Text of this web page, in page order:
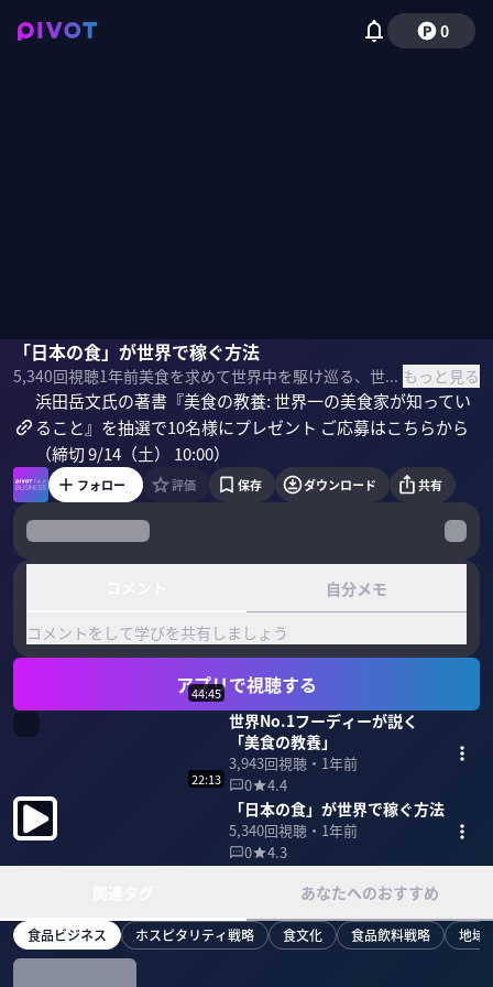
0
「日本の食」が世界で稼ぐ方法
5,340回視聴1年前 美食を求めて世界中を駆け巡る、世界No.1フーディーの浜田岳文氏。本物の美食家と偽物の美食家の違いは何か？美食の教養をどう磨けばいいのか？日本の食はなぜ世界でこれほど高く評価されるのか？「美食の教養」について聞いた。 もっと見る
浜田岳文塩野誠佐々木紀彦
浜田岳文氏の著書『美食の教養: 世界一の美食家が知ってい
ること』を抽選で10名様にプレゼント ご応募はこちらから
（締切 9/14（土） 10:00）
フォロー 評価 保存 ダウンロード 共有
自分メモ
コメントをして学びを共有しましょう
アプリで視聴する
44:45
世界No.1フーディーが説く
「美食の教養」
3,943回視聴・ 1年前
0
4.4
22:13
「日本の食」が世界で稼ぐ方法
5,340回視聴・ 1年前
0
4.3
あなたへのおすすめ
食品ビジネス ホスピタリティ戦略 食文化 食品飲料戦略 地域